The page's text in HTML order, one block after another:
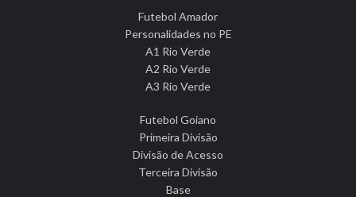
Futebol Amador
Personalidades no PE
A1 Rio Verde
A2 Rio Verde
A3 Rio Verde
Futebol Goiano
Primeira Divisão
Divisão de Acesso
Terceira Divisão
Base